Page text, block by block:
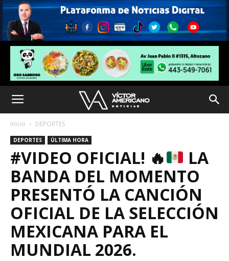
Inicio DEPORTES
DEPORTES ÚLTIMA HORA
#VIDEO OFICIAL! 🔥
LA
BANDA DEL MOMENTO
PRESENTÓ LA CANCIÓN
OFICIAL DE LA SELECCIÓN
MEXICANA PARA EL
MUNDIAL 2026.